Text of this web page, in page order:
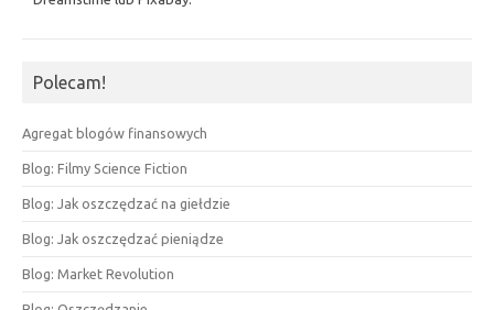
Polecam!
Agregat blogów finansowych
Blog: Filmy Science Fiction
Blog: Jak oszczędzać na giełdzie
Blog: Jak oszczędzać pieniądze
Blog: Market Revolution